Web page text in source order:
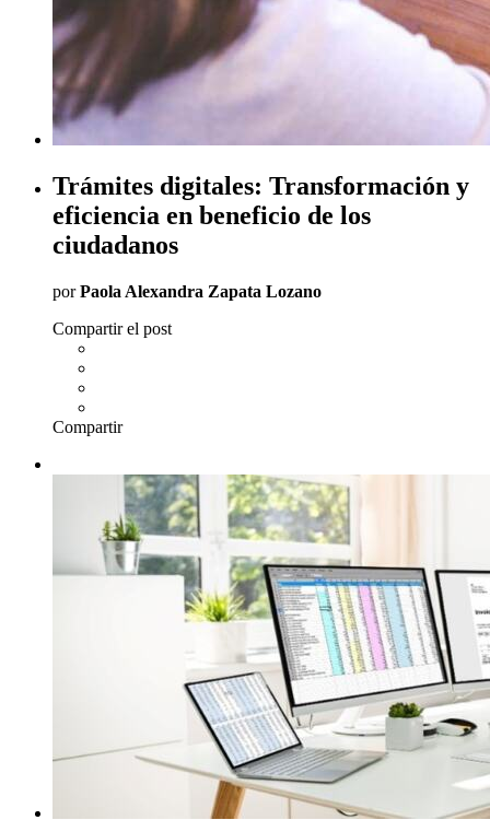
Trámites digitales: Transformación y
eficiencia en beneficio de los
ciudadanos
porPaola Alexandra Zapata Lozano
Compartir el post
Compartir